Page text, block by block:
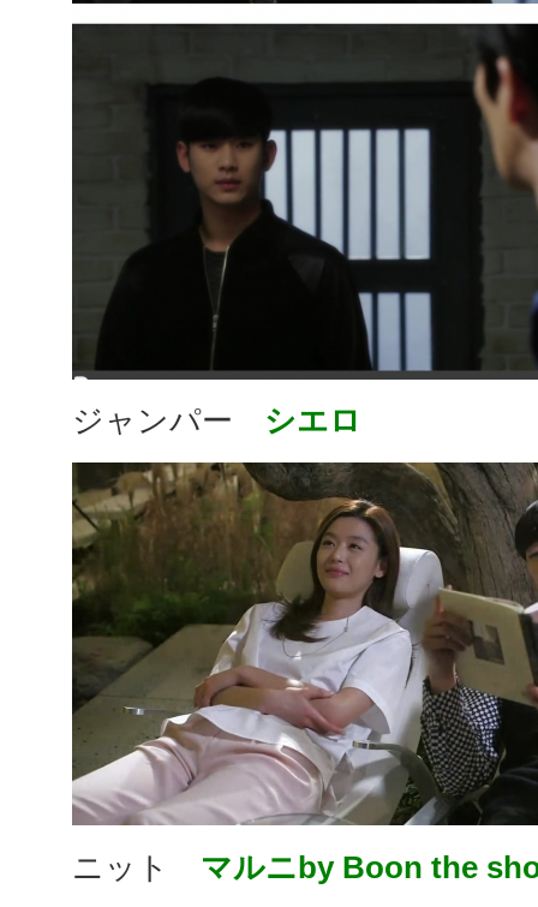
ジャンパー シエロ
ニット マルニby Boon the